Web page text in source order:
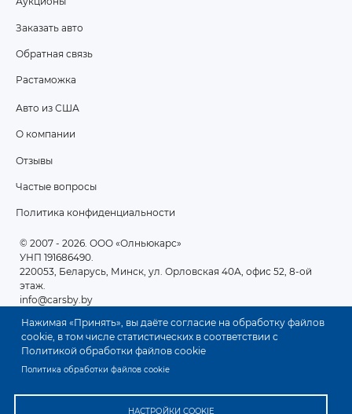
Нажимая «Принять», вы даёте согласие на обработку файлов
cookie, в том числе статистических в соответствии с
Политикой обработки файлов cookie
Политика обработки файлов cookie
НАСТРОЙКИ COOKIE
MENU
Заказать авто
Обратная связь
Растаможка
Авто из США
О компании
Отзывы
Частые вопросы
Политика конфиденциальности
© 2007 - 2026 . ООО «Олньюкарс»
УНП 191686490.
220053, Беларусь, Минск, ул. Орловская 40А, офис 52, 8-ой
этаж.
info@carsby.by